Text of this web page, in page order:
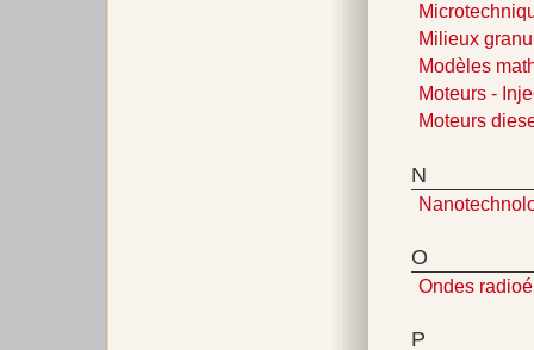
Milieux
Modèles
Moteurs -
Moteurs
N
O
Ondes
P